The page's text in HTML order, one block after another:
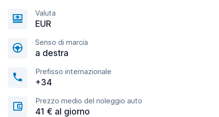
Valuta
EUR
Senso di marcia
a destra
Prefisso internazionale
+34
Prezzo medio del noleggio auto
41 € al giorno